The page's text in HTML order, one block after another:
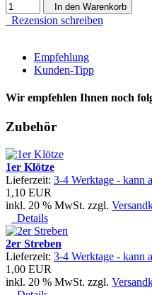
In den Warenkorb
Rezension schreiben
Empfehlung
Kunden-Tipp
Wir empfehlen Ihnen noch
Zubehör
1er Klötze
Lieferzeit: 3-4 Werktage - kann
1,10 EUR
inkl. 20 % MwSt. zzgl.
Details
2er Streben
Lieferzeit: 3-4 Werktage - kann
1,00 EUR
inkl. 20 % MwSt. zzgl.